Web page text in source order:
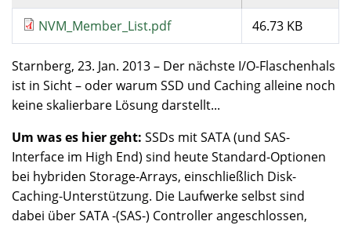
NVM_Member_List.pdf 46.73 KB
Starnberg, 23. Jan. 2013 – Der nächste I/O-Flaschenhals
ist in Sicht – oder warum SSD und Caching alleine noch
keine skalierbare Lösung darstellt...
Um was es hier geht: SSDs mit SATA (und SAS-
Interface im High End) sind heute Standard-Optionen
bei hybriden Storage-Arrays, einschließlich Disk-
Caching-Unterstützung. Die Laufwerke selbst sind
dabei über SATA -(SAS-) Controller angeschlossen,